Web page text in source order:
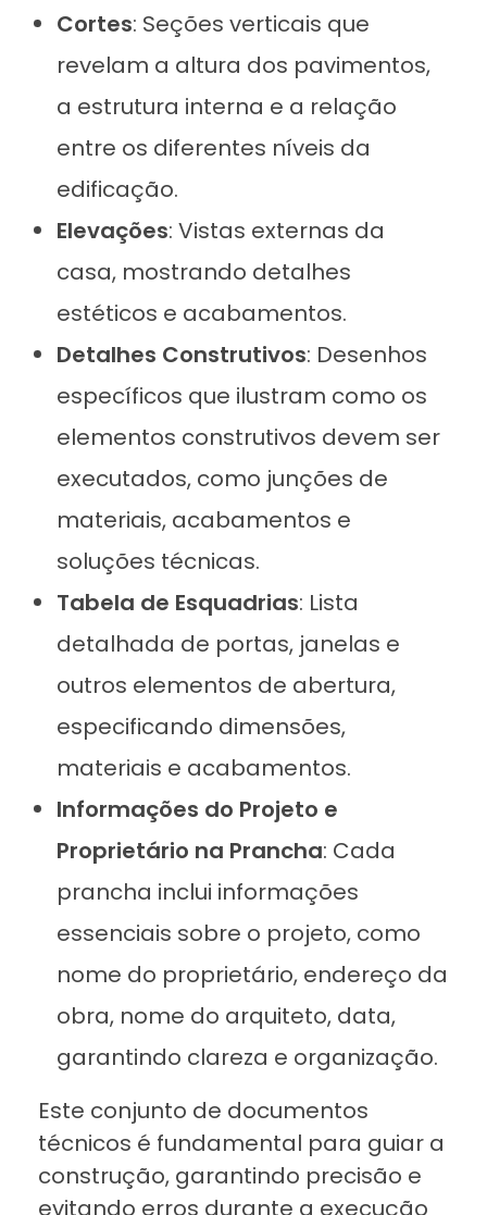
Cortes: Seções verticais que
revelam a altura dos pavimentos,
a estrutura interna e a relação
entre os diferentes níveis da
edificação.
Elevações: Vistas externas da
casa, mostrando detalhes
estéticos e acabamentos.
Detalhes Construtivos: Desenhos
específicos que ilustram como os
elementos construtivos devem ser
executados, como junções de
materiais, acabamentos e
soluções técnicas.
Tabela de Esquadrias: Lista
detalhada de portas, janelas e
outros elementos de abertura,
especificando dimensões,
materiais e acabamentos.
Informações do Projeto e
Proprietário na Prancha: Cada
prancha inclui informações
essenciais sobre o projeto, como
nome do proprietário, endereço da
obra, nome do arquiteto, data,
garantindo clareza e organização.
Este conjunto de documentos
técnicos é fundamental para guiar a
construção, garantindo precisão e
evitando erros durante a execução